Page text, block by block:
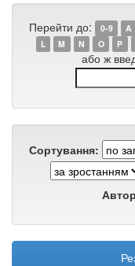
Перейти до: 0-9 A
L
M N O P
або ж
Сортування: